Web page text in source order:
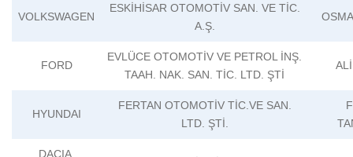
VOLKSWAGEN
ESKİHİSAR OTOMOTİV SAN. VE TİC.
A.Ş.
FORD
EVLÜCE OTOMOTİV VE PETROL İNŞ.
TAAH. NAK. SAN. TİC. LTD. ŞTİ
HYUNDAI
FERTAN OTOMOTİV TİC.VE SAN.
LTD. ŞTİ.
DACIA,